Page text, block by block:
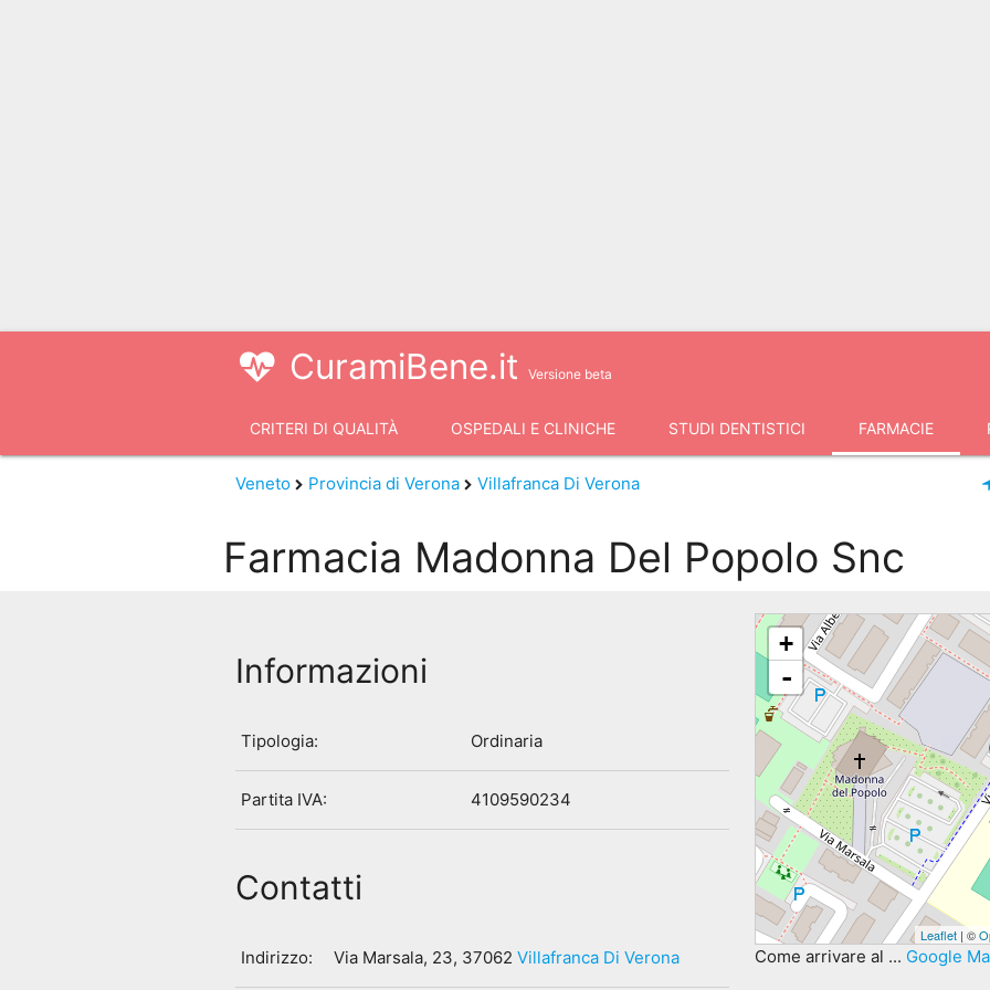
CuramiBene.it Versione beta
CRITERI DI QUALITÀ OSPEDALI E CLINICHE STUDI DENTISTICI FARMACIE
VIDEOCONSULTI
Veneto Provincia di Verona Villafranca Di Verona
Farmacia Madonna Del Popolo Snc
Informazioni
Tipologia: Ordinaria
Partita IVA: 4109590234
Contatti
Indirizzo: Via Marsala, 23, 37062 Villafranca Di Verona
+
-
Leaflet | ©
Come arrivare al ... Google